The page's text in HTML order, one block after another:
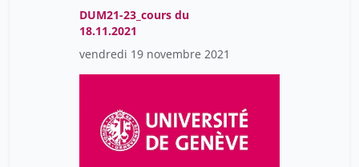
Schumacher Monika
Stathopoulos Lefteris
Tercier Stéphane
Théate Mélanie
DUM21-23_cours du
18.11.2021
vendredi 19 novembre 2021